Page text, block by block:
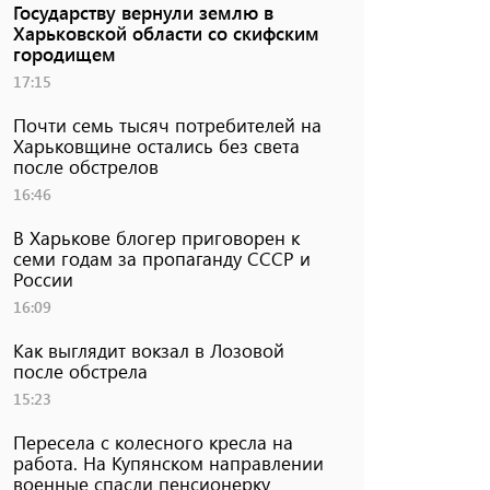
Государству вернули землю в
Харьковской области со скифским
городищем
17:15
Почти семь тысяч потребителей на
Харьковщине остались без света
после обстрелов
16:46
В Харькове блогер приговорен к
семи годам за пропаганду СССР и
России
16:09
Как выглядит вокзал в Лозовой
после обстрела
15:23
Пересела с колесного кресла на
работа. На Купянском направлении
военные спасли пенсионерку